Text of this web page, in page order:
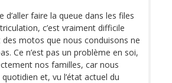
d’aller faire la queue dans les files
c’est vraiment difficile
motos que nous conduisons ne
Ce n’est pas un problème en soi,
nos familles, car nous
et, vu l’état actuel du